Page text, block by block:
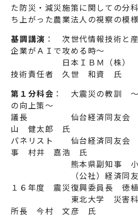
た防災・減災施策に関しての分
ち上がった農業法人の視察の模
基調講演 ： 次世代情報技術と
企業がＡＩで攻める時～
日本ＩＢＭ（株） 執
技術責任者 久世 和資 氏
第１分科会 ： 大震災の教訓 ～
の向上策～
議長 仙台経済同友会
山 健太郎 氏
パネリスト 仙台経済同友会
事 村井 嘉浩 氏
熊本県副知事 小
（公社）経済同友会
１６年度 震災復興委員長
東北大学 災害科学
所長 今村 文彦 氏